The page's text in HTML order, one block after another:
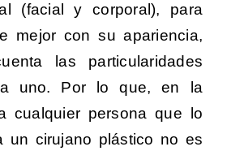
(facial y corporal), para
mejor con su apariencia,
las particularidades
uno. Por lo que, en la
cualquier persona que lo
un cirujano plástico no es